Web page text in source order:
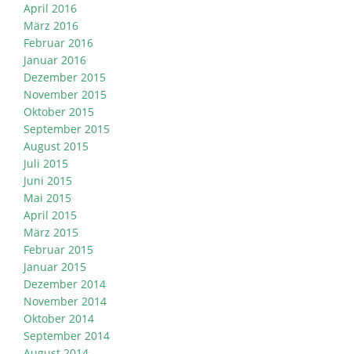
April 2016
März 2016
Februar 2016
Januar 2016
Dezember 2015
November 2015
Oktober 2015
September 2015
August 2015
Juli 2015
Juni 2015
Mai 2015
April 2015
März 2015
Februar 2015
Januar 2015
Dezember 2014
November 2014
Oktober 2014
September 2014